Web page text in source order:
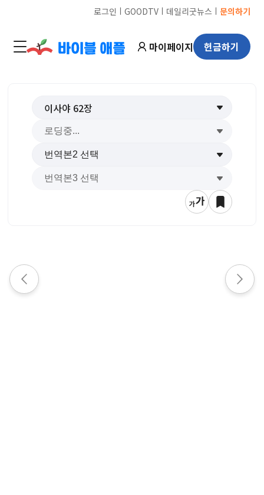
로그인 ㅣ GOODTVㅣ 데일리굿뉴스 ㅣ 문의하기
마이페이지 헌금하기
이사야 62장